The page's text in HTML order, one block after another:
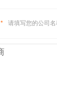
* 请填写您的公司